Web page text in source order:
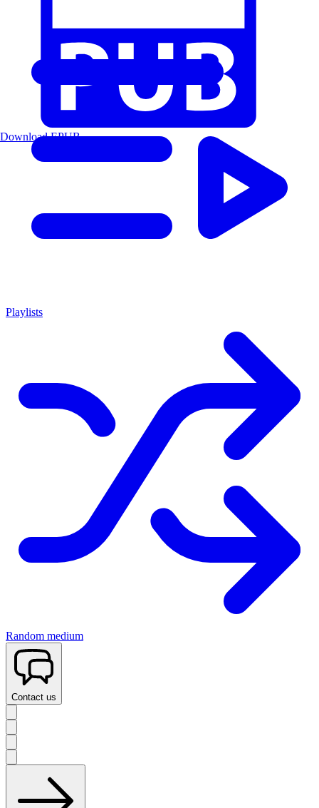
Playlists
Random medium
Contact us
Download EPUB